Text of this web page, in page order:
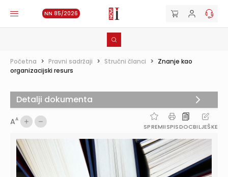
NN 85/2026
Početna > Pravni sadržaji > Stručni članci > Znanje kao
organizacijski resurs
AA
SPREMIISPISDOCBILJEŠKE
Detalji dokumenta